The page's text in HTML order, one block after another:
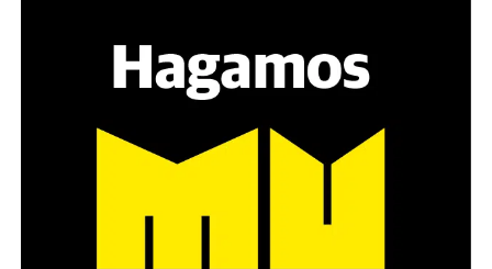
es a través del interrogante, que puedan encarnar la
pregunta», comparte Gonzalo, de 41 años.